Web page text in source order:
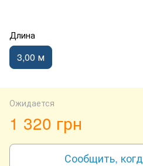
Длина
3,00 м
Ожидается
1 320 грн
Сообщить,